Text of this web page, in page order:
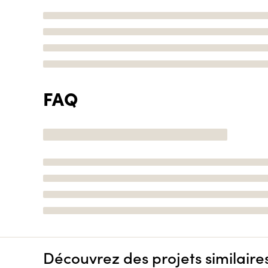
FAQ
Découvrez des projets